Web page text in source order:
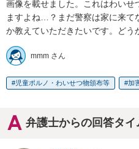
画像を載せました。これはわいせ
ますよね…？まだ警察は家に来て
か教えていただきたいです。どう
mmm さん
児童ポルノ・わいせつ物頒布等 加
弁護士からの回答タイ